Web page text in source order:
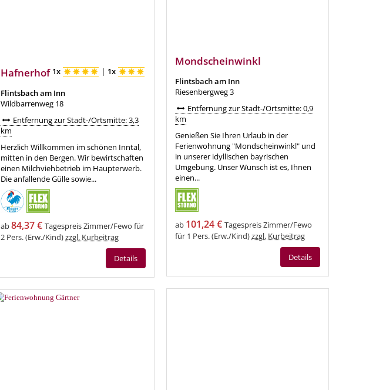
Mondscheinwinkl
Flintsbach am Inn
Riesenbergweg 3
Entfernung zur Stadt-/Ortsmitte: 0,9
km
Genießen Sie Ihren Urlaub in der
Ferienwohnung "Mondscheinwinkl" und
in unserer idyllischen bayrischen
Umgebung. Unser Wunsch ist es, Ihnen
einen...
ab 101,24 € Tagespreis Zimmer/Fewo
für 1 Pers. (Erw./Kind)zzgl. Kurbeitrag
Details
Hafnerhof 1x | 1x
Flintsbach am Inn
Wildbarrenweg 18
Entfernung zur Stadt-/Ortsmitte: 3,3
km
Herzlich Willkommen im schönen Inntal,
mitten in den Bergen. Wir bewirtschaften
einen Milchviehbetrieb im Haupterwerb.
Die anfallende Gülle sowie...
ab84,37 € Tagespreis Zimmer/Fewo für
2 Pers. (Erw./Kind)zzgl. Kurbeitrag
Details